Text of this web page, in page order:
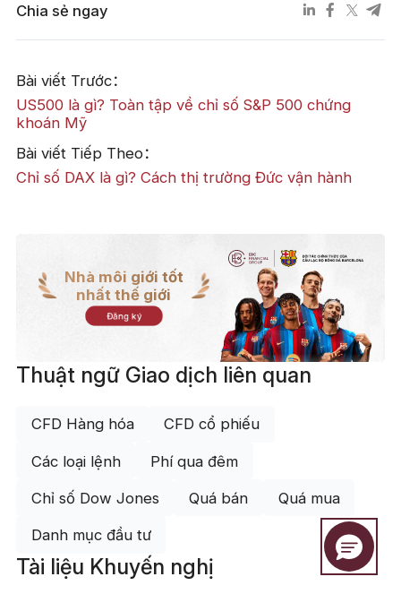
Chia sẻ ngay
Bài viết Trước：
US500 là gì? Toàn tập về chỉ số S&P 500 chứng
khoán Mỹ
Bài viết Tiếp Theo：
Chỉ số DAX là gì? Cách thị trường Đức vận hành
Nhà môi giới tốt
nhất thế giới
Đăng ký
Thuật ngữ Giao dịch liên quan
CFD Hàng hóa CFD cổ phiếu
Các loại lệnh Phí qua đêm
Chỉ số Dow Jones Quá bán Quá mua
Danh mục đầu tư
Tài liệu Khuyến nghị